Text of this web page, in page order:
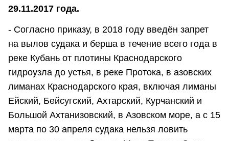
29.11.2017 года.
- Согласно приказу, в 2018 году введён запрет
на вылов судака и берша в течение всего года в
реке Кубань от плотины Краснодарского
гидроузла до устья, в реке Протока, в азовских
лиманах Краснодарского края, включая лиманы
Ейский, Бейсугский, Ахтарский, Курчанский и
Большой Ахтанизовский, в Азовском море, а с 15
марта по 30 апреля судака нельзя ловить